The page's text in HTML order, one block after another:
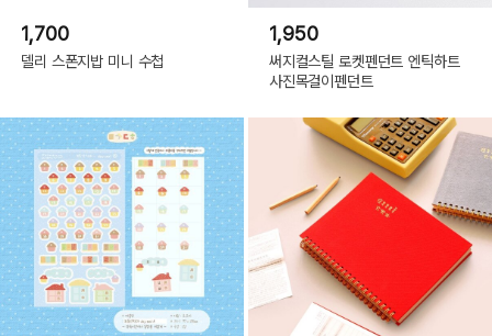
1,700
델리 스폰지밥 미니 수첩
1,950
써지컬스틸 로켓펜던트 엔틱하트
사진목걸이펜던트